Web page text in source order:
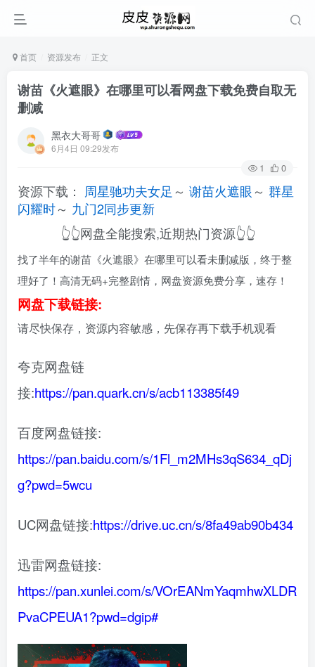
首页 资源发布 正文
谢苗《火遮眼》在哪里可以看网盘下载免费自取无
删减
黑衣大哥哥
6月4日 09:29发布
1 0
资源下载： 周星驰功夫女足 ～ 谢苗火遮眼～ 群星
闪耀时～ 九门2同步更新
👆👆网盘全能搜索,近期热门资源👆👆
找了半年的谢苗《火遮眼》在哪里可以看未删减版，终于整
理好了！高清无码+完整剧情，网盘资源免费分享，速存！
网盘下载链接:
请尽快保存，资源内容敏感，先保存再下载手机观看
夸克网盘链
接:https://pan.quark.cn/s/acb113385f49
百度网盘链接:
https://pan.baidu.com/s/1Fl_m2MHs3qS634_qDj
g?pwd=5wcu
UC网盘链接:https://drive.uc.cn/s/8fa49ab90b434
迅雷网盘链接:
https://pan.xunlei.com/s/VOrEANmYaqmhwXLDR
PvaCPEUA1?pwd=dgip#